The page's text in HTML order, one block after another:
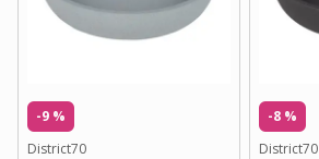
-9 %
District70
-8 %
District70